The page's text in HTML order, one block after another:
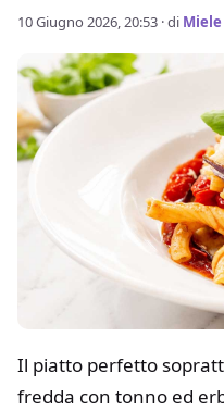
10 Giugno 2026, 20:53 · di
Il piatto perfetto
fredda con tonno ed